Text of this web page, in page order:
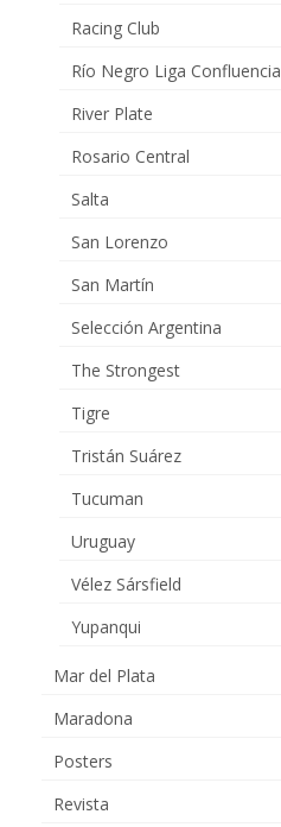
Racing Club
Río Negro Liga Confluencia
River Plate
Rosario Central
Salta
San Lorenzo
San Martín
Selección Argentina
The Strongest
Tigre
Tristán Suárez
Tucuman
Uruguay
Vélez Sársfield
Yupanqui
Mar del Plata
Maradona
Posters
Revista